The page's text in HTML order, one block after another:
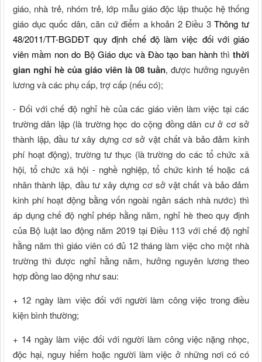
giáo, nhà trẻ, nhóm trẻ, lớp mẫu giáo độc lập thuộc hệ thống
giáo dục quốc dân, căn cứ điểm a khoản 2 Điều 3Thông tư
48/2011/TT-BGDĐT quy định chế độ làm việc đối với giáo
viên mầm non do Bộ Giáo dục và Đào tạo ban hànhthìthời
gian nghỉ hè của giáo viên là 08 tuần, được hưởng nguyên
lương và các phụ cấp, trợ cấp (nếu có);
- Đối với chế độ nghỉ hè của các giáo viên làm việc tại các
trường dân lập (là trường học do cộng đồng dân cư ở cơ sở
thành lập, đầu tư xây dựng cơ sở vật chất và bảo đảm kinh
phí hoạt động), trường tư thục (là trường do các tổ chức xã
hội, tổ chức xã hội - nghề nghiệp, tổ chức kinh tế hoặc cá
nhân thành lập, đầu tư xây dựng cơ sở vật chất và bảo đảm
kinh phí hoạt động bằng vốn ngoài ngân sách nhà nước) thì
áp dụng chế độ nghỉ phép hằng năm, nghỉ hè theo quy định
của Bộ luật lao động năm 2019 tại Điều 113 với chế độ nghỉ
hằng năm thì giáo viên có đủ 12 tháng làm việc cho một nhà
trường thì được nghỉ hằng năm, hưởng nguyên lương theo
hợp đồng lao động như sau:
+ 12 ngày làm việc đối với người làm công việc trong điều
kiện bình thường;
+ 14 ngày làm việc đối với người làm công việc nặng nhọc,
độc hại, nguy hiểm hoặc người làm việc ở những nơi có có